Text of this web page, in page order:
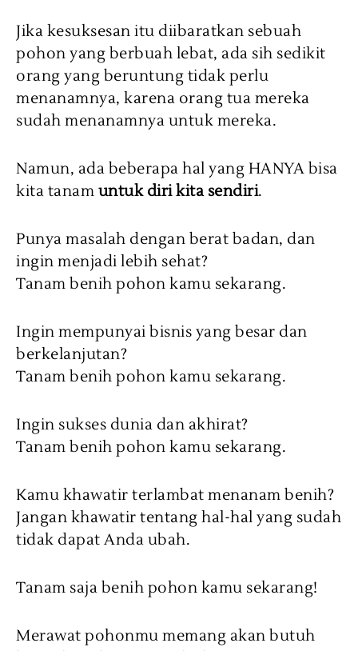
Jika kesuksesan itu diibaratkan sebuah
pohon yang berbuah lebat, ada sih sedikit
orang yang beruntung tidak perlu
menanamnya, karena orang tua mereka
sudah menanamnya untuk mereka.
Namun, ada beberapa hal yang HANYA bisa
kita tanam untuk diri kita sendiri.
Punya masalah dengan berat badan, dan
ingin menjadi lebih sehat?
Tanam benih pohon kamu sekarang.
Ingin mempunyai bisnis yang besar dan
berkelanjutan?
Tanam benih pohon kamu sekarang.
Ingin sukses dunia dan akhirat?
Tanam benih pohon kamu sekarang.
Kamu khawatir terlambat menanam benih?
Jangan khawatir tentang hal-hal yang sudah
tidak dapat Anda ubah.
Tanam saja benih pohon kamu sekarang!
Merawat pohonmu memang akan butuh